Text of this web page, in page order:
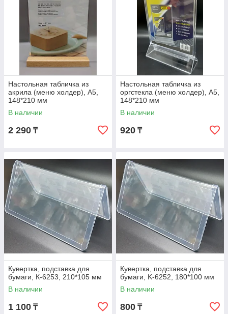
Настольная табличка из
акрила (меню холдер), А5,
148*210 мм
В наличии
2 290 ₸
Настольная табличка из
оргстекла (меню холдер), А5,
148*210 мм
В наличии
920 ₸
Кувертка, подставка для
бумаги, К-6253, 210*105 мм
В наличии
1 100 ₸
Кувертка, подставка для
бумаги, K-6252, 180*100 мм
В наличии
800 ₸